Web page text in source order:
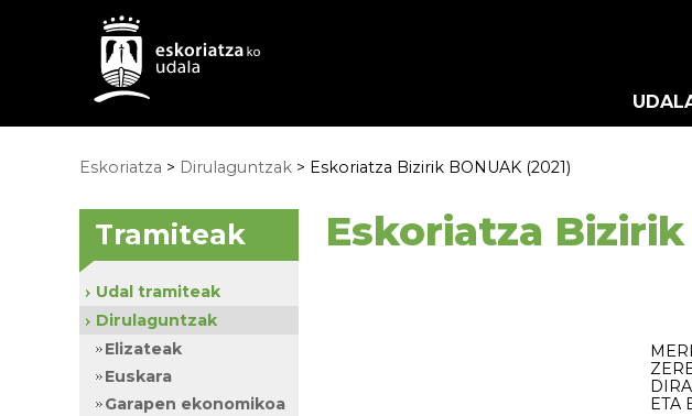
Eskoriatza > Dirulaguntzak > Eskoriatza Bizirik BONUAK (2021)
Eskoriatza Bizirik
ETA
Tramiteak
Udal tramiteak
Dirulaguntzak
Elizateak
Euskara
Garapen ekonomikoa